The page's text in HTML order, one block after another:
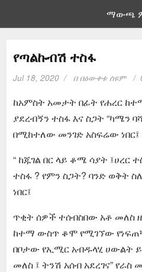
ማውጫ
የጣልኩብሽ ተስፋ
Jul 18, 2020 በበዕውቀቱ ስዩም
ከአምስት አመታት በፊት የሐረር
ያደረብኝን ተስፋ እና ስጋት “ካሜን
በሚከተለው መንገድ አስፍሬው ነበር፤
“ ከጁገል በር ላይ ቆሜ ሳያት ፤ሀረር
ተስፋ ? የምን ስጋት? ባንድ ወቅት
ነበር፤
ጥቂት ሰዎች ተሰብስበው አቶ መለስ
ከተማ ውስጥ ቆሞ የሚገኘው
በቦታው የኢሚር አብዱላሂ ሀውልት
መለስ ፤ ትንሽ አሰብ አደረገና”